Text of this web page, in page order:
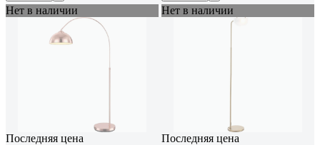
Нет в наличии
Последняя цена
Нет в наличии
Последняя цена